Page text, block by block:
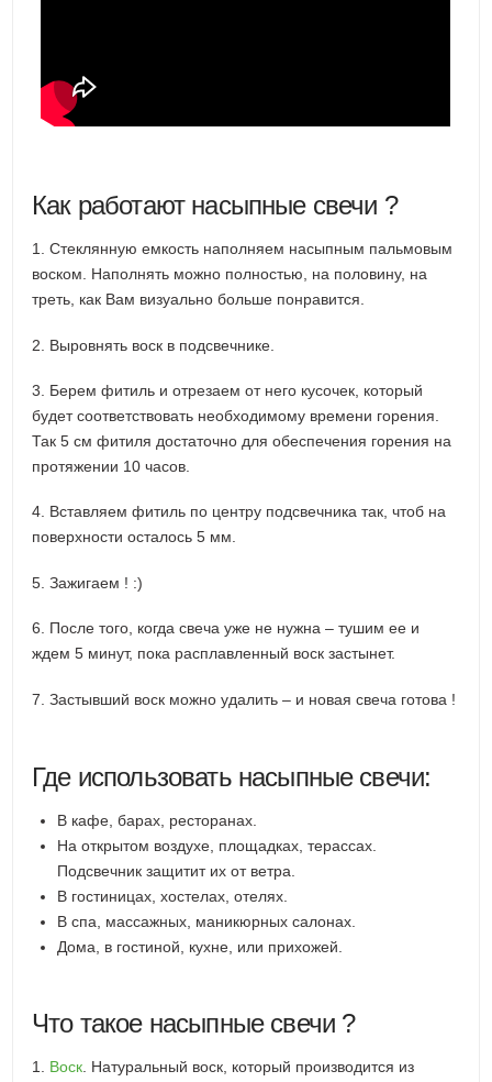
Как работают насыпные свечи ?
1. Стеклянную емкость наполняем насыпным пальмовым
воском. Наполнять можно полностью, на половину, на
треть, как Вам визуально больше понравится.
2. Выровнять воск в подсвечнике.
3. Берем фитиль и отрезаем от него кусочек, который
будет соответствовать необходимому времени горения.
Так 5 см фитиля достаточно для обеспечения горения на
протяжении 10 часов.
4. Вставляем фитиль по центру подсвечника так, чтоб на
поверхности осталось 5 мм.
5. Зажигаем ! :)
6. После того, когда свеча уже не нужна – тушим ее и
ждем 5 минут, пока расплавленный воск застынет.
7. Застывший воск можно удалить – и новая свеча готова !
Где использовать насыпные свечи:
В кафе, барах, ресторанах.
На открытом воздухе, площадках, терассах.
Подсвечник защитит их от ветра.
В гостиницах, хостелах, отелях.
В спа, массажных, маникюрных салонах.
Дома, в гостиной, кухне, или прихожей.
Что такое насыпные свечи ?
1. Воск. Натуральный воск, который производится из